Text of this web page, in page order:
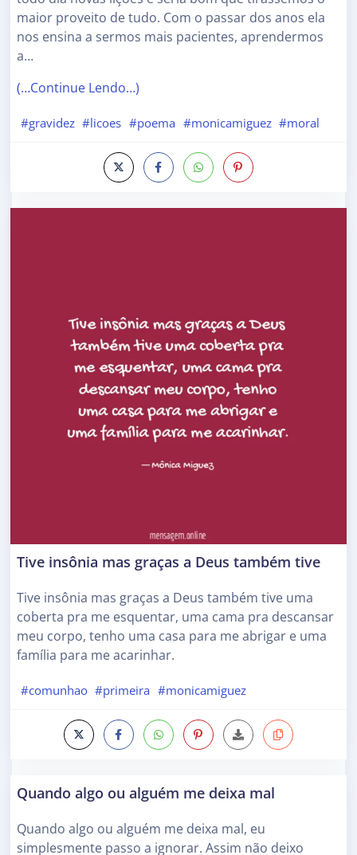
maior proveito de tudo. Com o passar dos anos ela
nos ensina a sermos mais pacientes, aprendermos
a…
(…Continue Lendo…)
#gravidez #licoes #poema #monicamiguez #moral
Tive insônia mas graças a Deus também tive
Tive insônia mas graças a Deus também tive uma
coberta pra me esquentar, uma cama pra descansar
meu corpo, tenho uma casa para me abrigar e uma
família para me acarinhar.
#comunhao #primeira #monicamiguez
Quando algo ou alguém me deixa mal
Quando algo ou alguém me deixa mal, eu
simplesmente passo a ignorar. Assim não deixo